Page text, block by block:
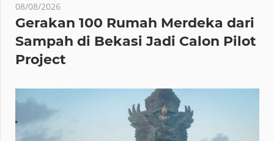
08/08/2026
Gerakan 100 Rumah Merdeka dari
Sampah di Bekasi Jadi Calon Pilot
Project